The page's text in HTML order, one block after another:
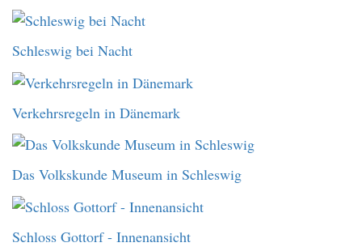
Schleswig bei Nacht
Verkehrsregeln in Dänemark
Das Volkskunde Museum in Schleswig
Schloss Gottorf - Innenansicht